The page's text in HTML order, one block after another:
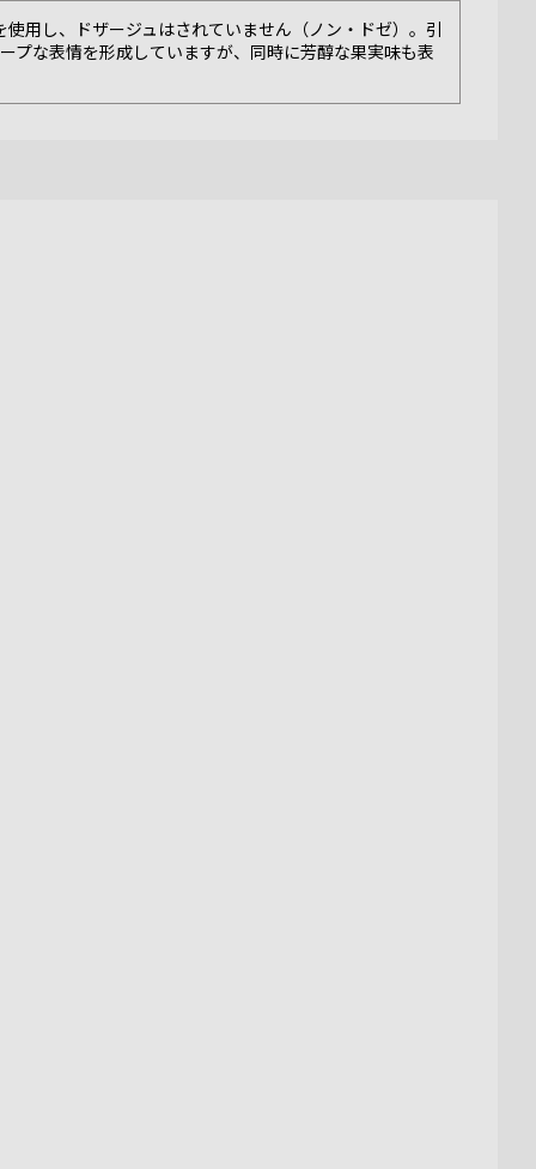
用し、ドザージュはされていません（ノン・ドゼ）。引
プな表情を形成していますが、同時に芳醇な果実味も表